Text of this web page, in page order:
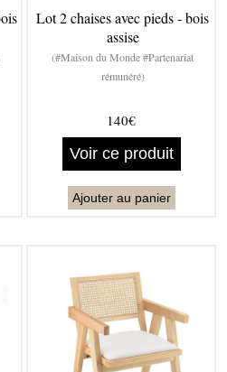
Lot 2 chaises avec pieds - bois
assise
(#Maison du Monde #Partenariat
rémunéré)
140€
Voir ce produit
Ajouter au panier